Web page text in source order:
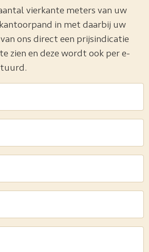
vierkante meters van uw
in met daarbij uw
ons direct een prijsindicatie
zien en deze wordt ook per e-